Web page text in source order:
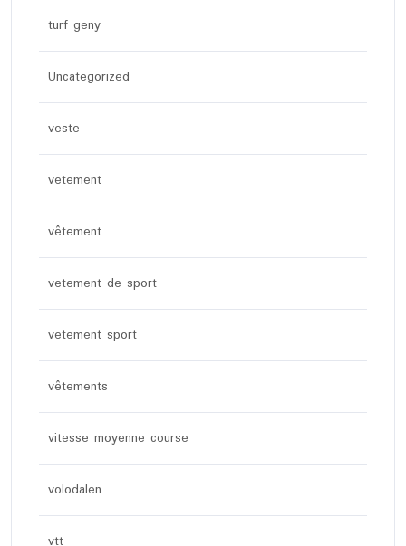
turf geny
Uncategorized
veste
vetement
vêtement
vetement de sport
vetement sport
vêtements
vitesse moyenne course
volodalen
vtt